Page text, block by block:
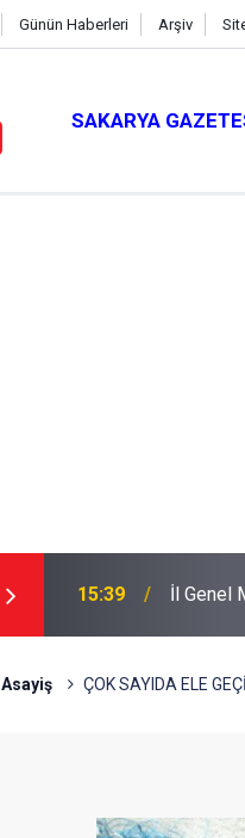
Günün Haberleri Arşiv
SAKARYA
15:39 İl Genel
Asayiş ÇOK SAYIDA ELE